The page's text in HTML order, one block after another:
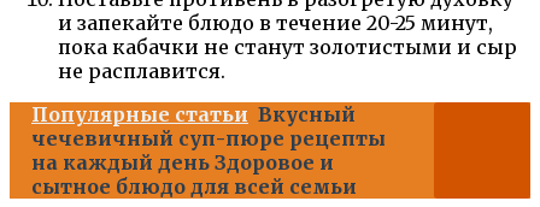
и запекайте блюдо в течение 20-25 минут,
пока кабачки не станут золотистыми и сыр
не расплавится.
Популярные статьи Вкусный
чечевичный суп-пюре рецепты
на каждый день Здоровое и
сытное блюдо для всей семьи